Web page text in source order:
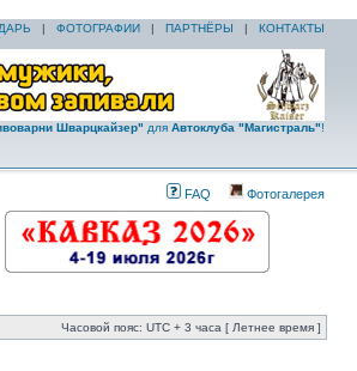
| ФОТОГРАФИИ | ПАРТНЁРЫ | КОНТАКТЫ
Шварцкайзер" для Автоклуба "Магистраль"!
FAQ Фотогалерея
Часовой пояс: UTC + 3 часа [ Летнее время ]